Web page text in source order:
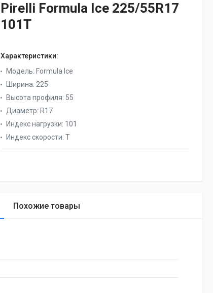
Pirelli Formula Ice 225/55R17
101T
Характеристики:
Модель: Formula Ice
Ширина: 225
Высота профиля: 55
Диаметр: R17
Индекс нагрузки: 101
Индекс скорости: T
Похожие товары